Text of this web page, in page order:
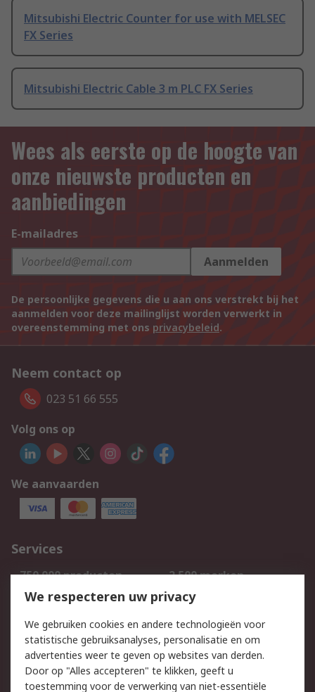
Mitsubishi Electric Counter for use with MELSEC
FX Series
Mitsubishi Electric Cable 3 m PLC FX Series
Wees als eerste op de hoogte van
onze nieuwste producten en
aanbiedingen
E-mailadres
Aanmelden
De persoonlijke gegevens die u aan ons verstrekt bij het
aanmelden voor deze mailinglijst worden verwerkt in
overeenstemming met ons privacybeleid.
Neem contact op
023 51 66 555
Volg ons op
We aanvaarden
Services
750.000 producten
2.500 merken
Bestellen
Inkoopoplossingen
Track & Trace
Wettelijk
We respecteren uw privacy
We gebruiken cookies en andere technologieën voor
statistische gebruiksanalyses, personalisatie en om
advertenties weer te geven op websites van derden.
Door op "Alles accepteren" te klikken, geeft u
toestemming voor de verwerking van niet-essentiële